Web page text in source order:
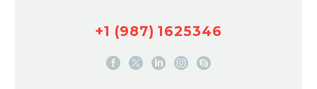
+1 (987) 1625346